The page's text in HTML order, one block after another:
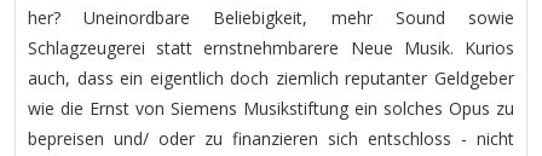
her? Uneinordbare Beliebigkeit, mehr Sound sowie
Schlagzeugerei statt ernstnehmbarere Neue Musik. Kurios
auch, dass ein eigentlich doch ziemlich reputanter Geldgeber
wie die Ernst von Siemens Musikstiftung ein solches Opus zu
bepreisen und/ oder zu finanzieren sich entschloss - nicht